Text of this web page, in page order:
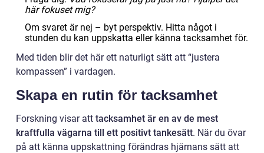
här fokuset mig?
Om svaret är nej – byt perspektiv. Hitta något i
stunden du kan uppskatta eller känna tacksamhet för.
Med tiden blir det här ett naturligt sätt att “justera
kompassen” i vardagen.
Skapa en rutin för tacksamhet
Forskning visar att tacksamhet är en av de mest
kraftfulla vägarna till ett positivt tankesätt. När du övar
på att känna uppskattning förändras hjärnans sätt att